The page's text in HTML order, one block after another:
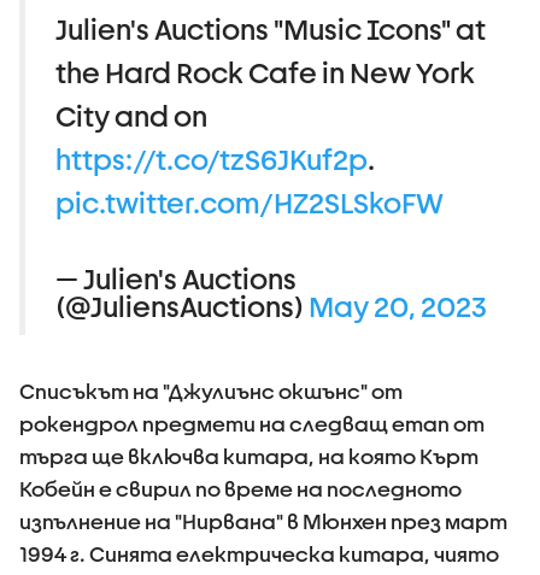
Julien's Auctions "Music Icons" at
the Hard Rock Cafe in New York
City and on
https://t.co/tzS6JKuf2p.
pic.twitter.com/HZ2SLSkoFW
— Julien's Auctions
(@JuliensAuctions) May 20, 2023
Списъкът на "Джулиънс окшънс" от
рокендрол предмети на следващ етап от
търга ще включва китара, на която Кърт
Кобейн е свирил по време на последното
изпълнение на "Нирвана" в Мюнхен през март
1994 г. Синята електрическа китара, чиято